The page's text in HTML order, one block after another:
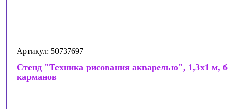
Артикул: 50737697
Стенд "Техника рисования акварелью", 1,3х1 м,
карманов